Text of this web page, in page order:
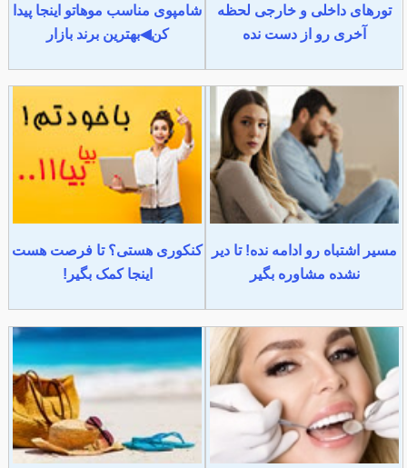
تورهای داخلی و خارجی لحظه
آخری رو از دست نده
شامپوی مناسب موهاتو اینجا پیدا
کن◀بهترین برند بازار
مسیر اشتباه رو ادامه نده! تا دیر
نشده مشاوره بگیر
کنکوری هستی؟ تا فرصت هست
اینجا کمک بگیر!